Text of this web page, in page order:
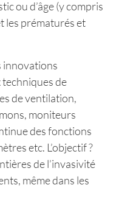
ou d’âge (y compris
les prématurés et
innovations
de
de ventilation,
moniteurs
des fonctions
etc. L’objectif ?
de l’invasivité
même dans les